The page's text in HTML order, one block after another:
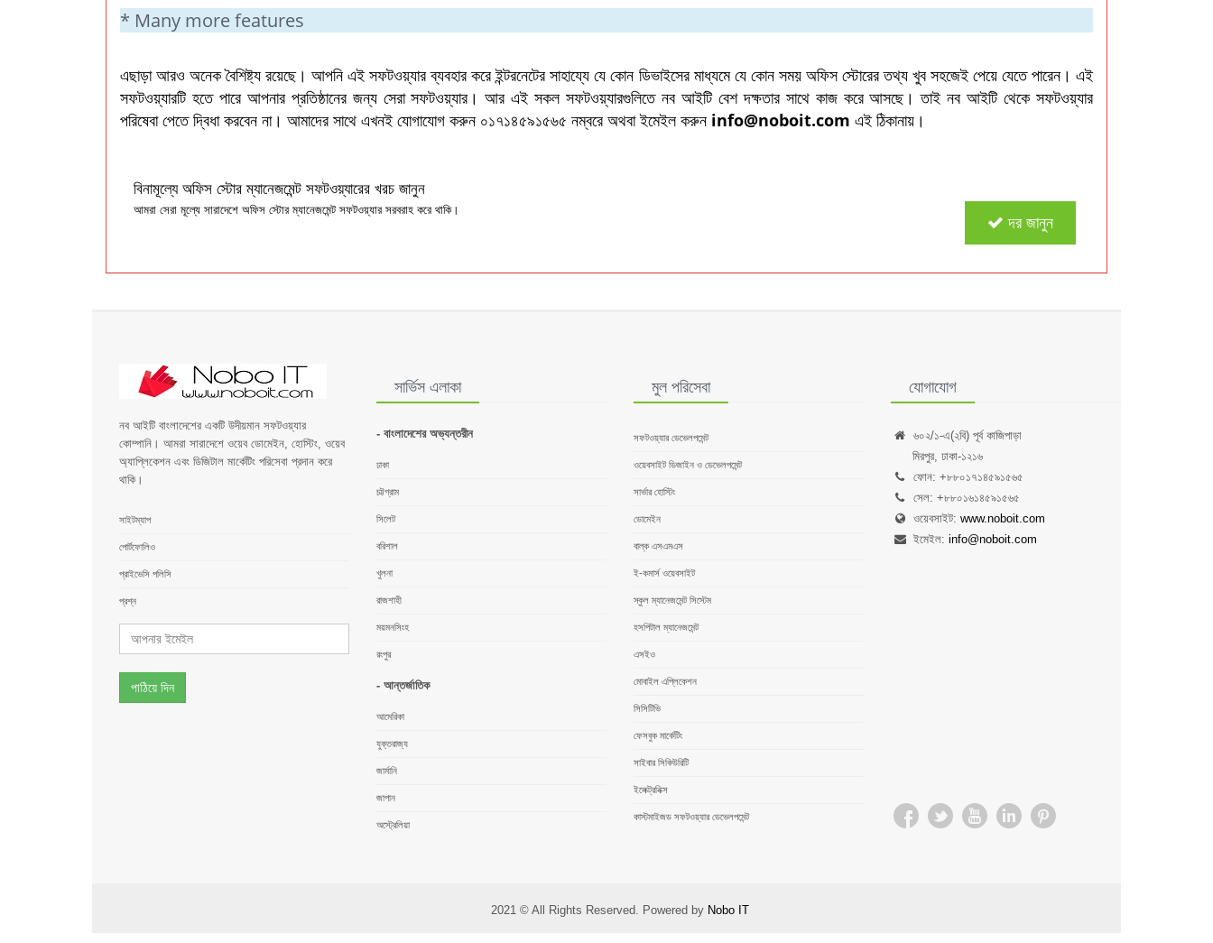
* Many more features
এছাড়া আরও অনেক বৈশিষ্ট্য রয়েছে। আপনি এই সফটওয়্যার ব্যবহার করে ইন্টরনেটের সাহায্যে যে কোন ডিভাইসের মাধ্যমে যে কোন সময় অফিস স্টোরের তথ্য খুব সহজেই পেয়ে যেতে পারেন। এই
সফটওয়্যারটি হতে পারে আপনার প্রতিষ্ঠানের জন্য সেরা সফটওয়্যার। আর এই সকল সফটওয়্যারগুলিতে নব আইটি বেশ দক্ষতার সাথে কাজ করে আসছে। তাই নব আইটি থেকে সফটওয়্যার
পরিষেবা পেতে দ্বিধা করবেন না। আমাদের সাথে এখনই যোগাযোগ করুন ০১৭১৪৫৯১৫৬৫ নম্বরে অথবা ইমেইল করুন info@noboit.com এই ঠিকানায়।
বিনামূল্যে অফিস স্টোর ম্যানেজমেন্ট সফটওয়্যারের খরচ জানুন
আমরা সেরা মূল্যে সারাদেশে অফিস স্টোর ম্যানেজমেন্ট সফটওয়্যার সরবরাহ করে থাকি।
দর জানুন
নব আইটি বাংলাদেশের একটি উদীয়মান সফটওয়্যার
কোম্পানি। আমরা সারাদেশে ওয়েব ডোমেইন, হোস্টিং, ওয়েব
অ্যাপ্লিকেশন এবং ডিজিটাল মার্কেটিং পরিসেবা প্রদান করে
থাকি।
সাইটম্যাপ
পোর্টফোলিও
প্রাইভেসি পলিসি
প্রশ্ন
পাঠিয়ে দিন
সার্ভিস এলাকা
- বাংলাদেশের অভ্যন্তরীন
ঢাকা
চট্টগ্রাম
সিলেট
বরিশাল
খুলনা
রাজশাহী
ময়মনসিংহ
রংপুর
- আন্তর্জাতিক
আমেরিকা
যুক্তরাজ্য
জার্মানি
জাপান
অস্ট্রেলিয়া
মুল পরিসেবা
সফটওয়্যার ডেভেলপমেন্ট
ওয়েবসাইট ডিজাইন ও ডেভেলপমেন্ট
সার্ভার হোস্টিং
ডোমেইন
বাল্ক এসএমএস
ই-কমার্স ওয়েবসাইট
স্কুল ম্যানেজমেন্ট সিস্টেম
হসপিটাল ম্যানেজমেন্ট
এসইও
মোবাইল এপ্লিকেশন
সিসিটিভি
ফেসবুক মার্কেটিং
সাইবার সিকিউরিটি
ইলেক্ট্রনিক্স
কাস্টমাইজড সফটওয়্যার ডেভেলপমেন্ট
যোগাযোগ
৬০২/১-এ(২বি) পূর্ব কাজিপাড়া
মিরপুর, ঢাকা-১২১৬
ফোন: +৮৮০১৭১৪৫৯১৫৬৫
সেল: +৮৮০১৬১৪৫৯১৫৬৫
ওয়েবসাইট: www.noboit.com
ইমেইল: info@noboit.com
2021 © All Rights Reserved. Powered by Nobo IT